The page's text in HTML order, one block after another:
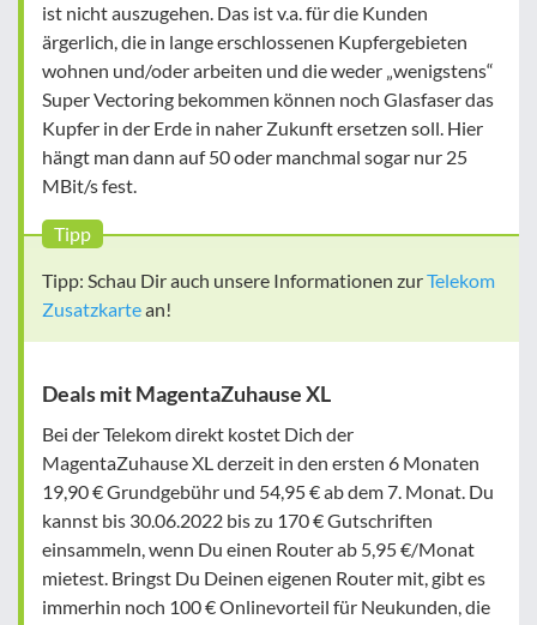
ist nicht auszugehen. Das ist v.a. für die Kunden
ärgerlich, die in lange erschlossenen Kupfergebieten
wohnen und/oder arbeiten und die weder „wenigstens“
Super Vectoring bekommen können noch Glasfaser das
Kupfer in der Erde in naher Zukunft ersetzen soll. Hier
hängt man dann auf 50 oder manchmal sogar nur 25
MBit/s fest.
Tipp
Tipp: Schau Dir auch unsere Informationen zurTelekom
Zusatzkartean!
Deals mit MagentaZuhause XL
Bei der Telekom direkt kostet Dich der
MagentaZuhause XL derzeit in den ersten 6 Monaten
19,90 € Grundgebühr und 54,95 € ab dem 7. Monat. Du
kannst bis 30.06.2022 bis zu 170 € Gutschriften
einsammeln, wenn Du einen Router ab 5,95 €/Monat
mietest. Bringst Du Deinen eigenen Router mit, gibt es
immerhin noch 100 € Onlinevorteil für Neukunden, die